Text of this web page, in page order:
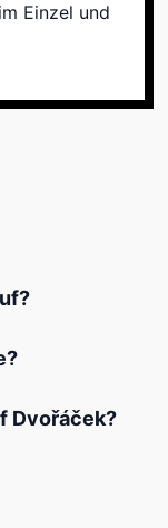
Einzel und
Dvořáček?